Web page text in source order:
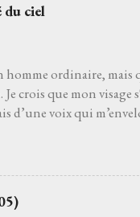
venait à dire que ce
du ciel
homme ordinaire, mais
Je crois que mon
d’une voix qui
s’évapore comme une
j'aurais toujours connu